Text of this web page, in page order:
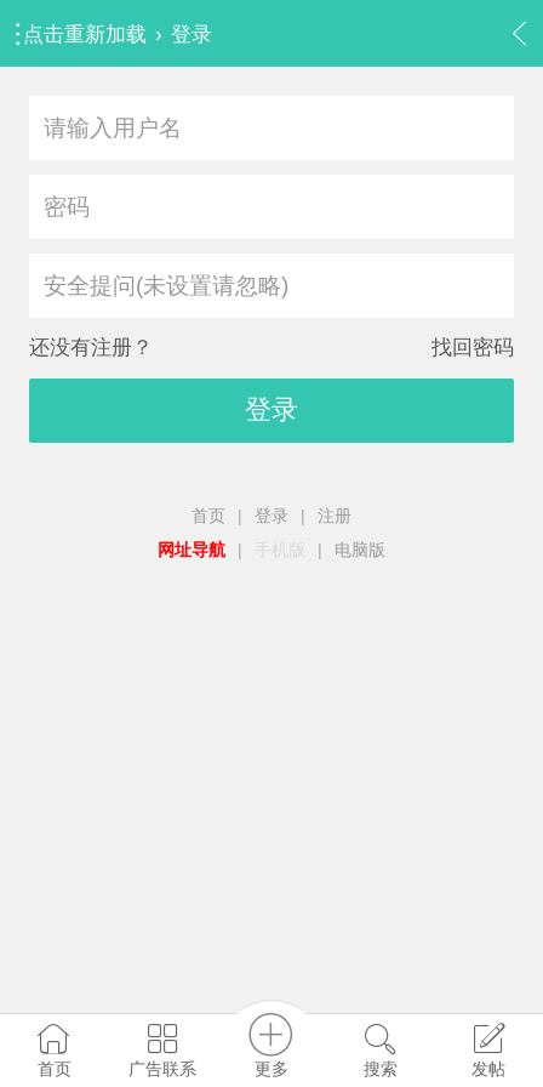
点击重新加载 › 登录
安全提问(未设置请忽略)
还没有注册？ 找回密码
登录
首页 | 登录 |
注册
网址导航
| 手机版 | 电脑版
首页 广告联系 更多 搜索 发帖